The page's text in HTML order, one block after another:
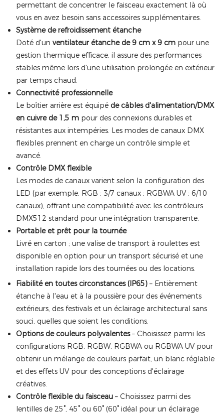
permettant de concentrer le faisceau exactement là où
vous en avez besoin sans accessoires supplémentaires.
Système de refroidissement étanche
Doté d'un ventilateur étanche de 9 cm x 9 cmpour une
gestion thermique efficace, il assure des performances
stables même lors d'une utilisation prolongée en extérieur
par temps chaud.
Connectivité professionnelle
Le boîtier arrière est équipé de câbles d'alimentation/DMX
en cuivre de 1,5 mpour des connexions durables et
résistantes aux intempéries. Les modes de canaux DMX
flexibles prennent en charge un contrôle simple et
avancé.
Contrôle DMX flexible
Les modes de canaux varient selon la configuration des
LED (par exemple, RGB : 3/7 canaux ; RGBWA UV : 6/10
canaux), offrant une compatibilité avec les contrôleurs
DMX512 standard pour une intégration transparente.
Portable et prêt pour la tournée
Livré en carton ; une valise de transport à roulettes est
disponible en option pour un transport sécurisé et une
installation rapide lors des tournées ou des locations.
Fiabilité en toutes circonstances (IP65)– Entièrement
étanche à l'eau et à la poussière pour des événements
extérieurs, des festivals et un éclairage architectural sans
souci, quelles que soient les conditions.
Options de couleurs polyvalentes– Choisissez parmi les
configurations RGB, RGBW, RGBWA ou RGBWA UV pour
obtenir un mélange de couleurs parfait, un blanc réglable
et des effets UV pour des conceptions d'éclairage
créatives.
Contrôle flexible du faisceau– Choisissez parmi des
lentilles de 25°, 45° ou 60° (60° idéal pour un éclairage